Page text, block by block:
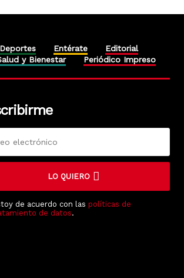
Deportes Entérate
Editorial
y Bienestar Periódico Impreso
LO QUIERO
de acuerdo con las políticas de
de datos.